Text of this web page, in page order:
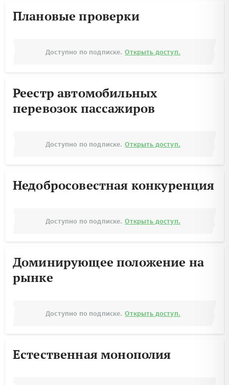
Плановые проверки
Доступно по подписке. Открыть доступ.
Реестр автомобильных
перевозок пассажиров
Доступно по подписке. Открыть доступ.
Недобросовестная конкуренция
Доступно по подписке. Открыть доступ.
Доминирующее положение на
рынке
Доступно по подписке. Открыть доступ.
Естественная монополия